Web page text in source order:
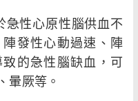
性心原性腦供血不
發性心動過速、陣
的急性腦缺血，可
暈厥等。